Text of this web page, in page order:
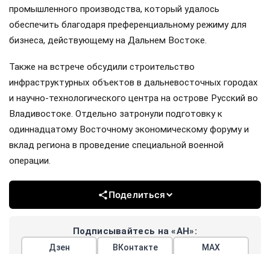
промышленного производства, который удалось
обеспечить благодаря преференциальному режиму для
бизнеса, действующему на Дальнем Востоке.
Также на встрече обсудили строительство
инфраструктурных объектов в дальневосточных городах
и научно-технологического центра на острове Русский во
Владивостоке. Отдельно затронули подготовку к
одиннадцатому Восточному экономическому форуму и
вклад региона в проведение специальной военной
операции.
Поделиться
Подписывайтесь на «АН»:
Дзен ВКонтакте МАХ